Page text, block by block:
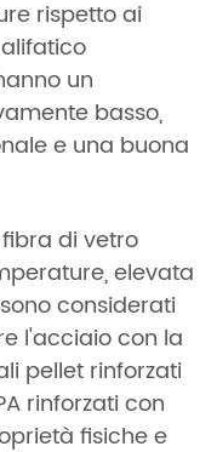
rispetto ai
un
basso,
e una buona
di vetro
elevata
considerati
l'acciaio con la
pellet rinforzati
rinforzati con
fisiche e